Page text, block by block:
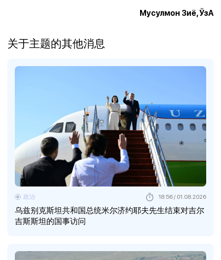
Мусулмон Зиё, ЎзА
关于主题的其他消息
乌兹别克斯坦共和国总统米尔济约耶夫先生结束对吉尔
吉斯斯坦的国事访问
政治 18:56 / 01.08.2026